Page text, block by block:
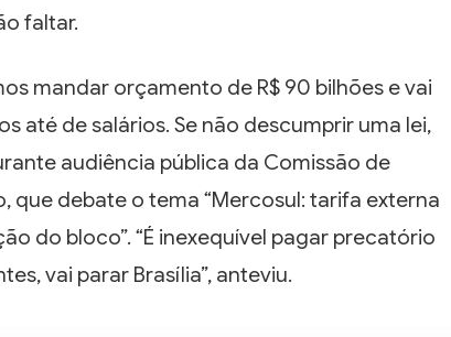
faltar.
mandar orçamento de R$ 90 bilhões e vai
até de salários. Se não descumprir uma lei,
audiência pública da Comissão de
que debate o tema “Mercosul: tarifa externa
do bloco”. “É inexequível pagar precatório
vai parar Brasília”, anteviu.